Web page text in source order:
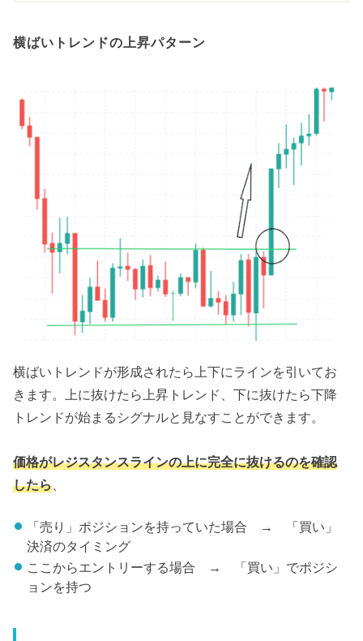
横ばいトレンドの上昇パターン
横ばいトレンドが形成されたら上下にラインを引いてお
きます。上に抜けたら上昇トレンド、下に抜けたら下降
トレンドが始まるシグナルと見なすことができます。
価格がレジスタンスラインの上に完全に抜けるのを確認
したら
「売り」ポジションを持っていた場合 → 「買い」
決済のタイミング
ここからエントリーする場合 → 「買い」でポジシ
ョンを持つ